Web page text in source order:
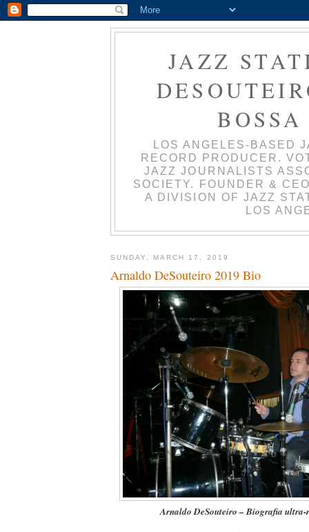
JAZZ
LOS ANGELES-BASED
RECORD PRODUCER.
JAZZ JOURNALISTS
SOCIETY. FOUNDER &
A DIVISION OF JAZZ
LOS
SUNDAY, MARCH 17, 2019
Arnaldo DeSouteiro 2019 Bio
Arnaldo DeSouteiro – Biografia